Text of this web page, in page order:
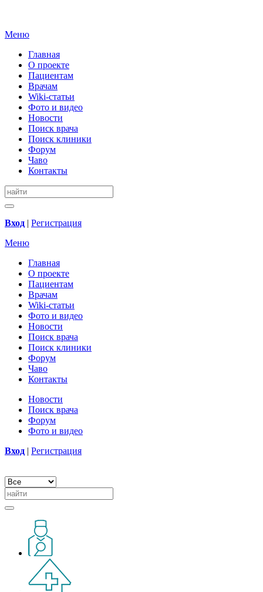
Меню
Главная
О проекте
Пациентам
Врачам
Wiki-статьи
Фото и видео
Новости
Поиск врача
Поиск клиники
Форум
Чаво
Контакты
Вход | Регистрация
Меню
Главная
О проекте
Пациентам
Врачам
Wiki-статьи
Фото и видео
Новости
Поиск врача
Поиск клиники
Форум
Чаво
Контакты
Новости
Поиск врача
Форум
Фото и видео
Вход | Регистрация